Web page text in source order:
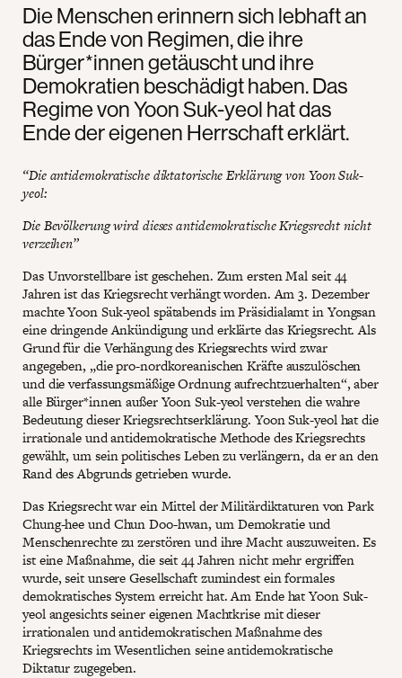
Die Menschen erinnern sich lebhaft an
das Ende von Regimen, die ihre
Bürger*innen getäuscht und ihre
Demokratien beschädigt haben. Das
Regime von Yoon Suk-yeol hat das
Ende der eigenen Herrschaft erklärt.
“Die antidemokratische diktatorische Erklärung von Yoon Suk-
yeol:
Die Bevölkerung wird dieses antidemokratische Kriegsrecht nicht
verzeihen”
Das Unvorstellbare ist geschehen. Zum ersten Mal seit 44
Jahren ist das Kriegsrecht verhängt worden. Am 3. Dezember
machte Yoon Suk-yeol spätabends im Präsidialamt in Yongsan
eine dringende Ankündigung und erklärte das Kriegsrecht. Als
Grund für die Verhängung des Kriegsrechts wird zwar
angegeben, „die pro-nordkoreanischen Kräfte auszulöschen
und die verfassungsmäßige Ordnung aufrechtzuerhalten“, aber
alle Bürger*innen außer Yoon Suk-yeol verstehen die wahre
Bedeutung dieser Kriegsrechtserklärung. Yoon Suk-yeol hat die
irrationale und antidemokratische Methode des Kriegsrechts
gewählt, um sein politisches Leben zu verlängern, da er an den
Rand des Abgrunds getrieben wurde.
Das Kriegsrecht war ein Mittel der Militärdiktaturen von Park
Chung-hee und Chun Doo-hwan, um Demokratie und
Menschenrechte zu zerstören und ihre Macht auszuweiten. Es
ist eine Maßnahme, die seit 44 Jahren nicht mehr ergriffen
wurde, seit unsere Gesellschaft zumindest ein formales
demokratisches System erreicht hat. Am Ende hat Yoon Suk-
yeol angesichts seiner eigenen Machtkrise mit dieser
irrationalen und antidemokratischen Maßnahme des
Kriegsrechts im Wesentlichen seine antidemokratische
Diktatur zugegeben.